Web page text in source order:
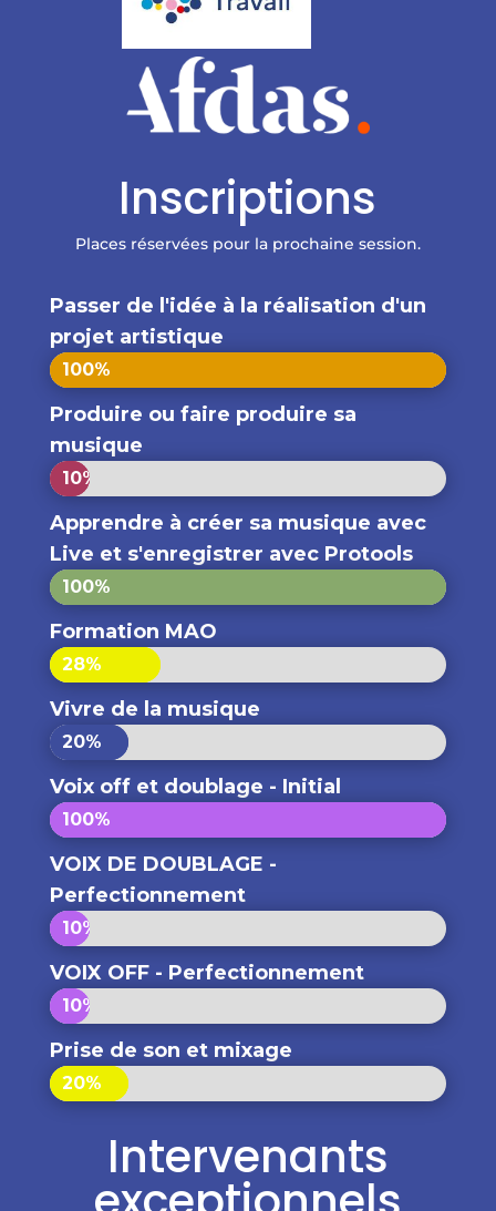
Inscriptions
Places réservées pour la prochaine session.
Passer de l'idée à la réalisation d'un
projet artistique
100%
100%
Produire ou faire produire sa
musique
10%
10%
Apprendre à créer sa musique avec
Live et s'enregistrer avec Protools
100%
100%
Formation MAO
28%
28%
Vivre de la musique
20%
20%
Voix off et doublage - Initial
100%
100%
VOIX DE DOUBLAGE -
Perfectionnement
10%
10%
VOIX OFF - Perfectionnement
10%
10%
Prise de son et mixage
20%
20%
Intervenants